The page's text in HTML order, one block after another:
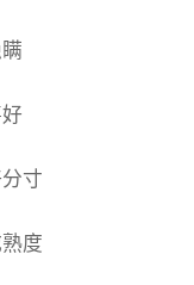
寸
度